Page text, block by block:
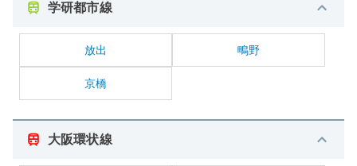
学研都市線
放出 鴫野
京橋
大阪環状線